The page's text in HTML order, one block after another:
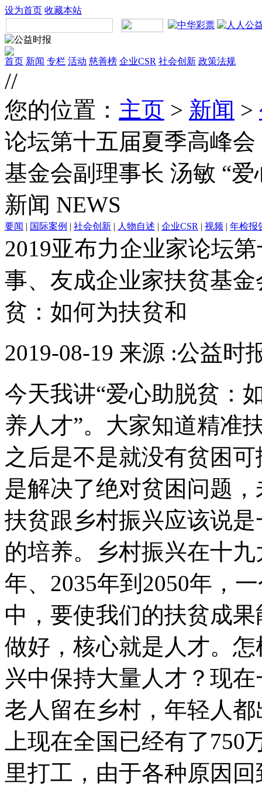
设为首页 收藏本站
首页 新闻 专栏 活动 慈善榜 企业CSR 社会创新 政策法规
//
您的位置： 主页 > 新闻 >
论坛第十五届夏季高峰
基金会副理事长 汤敏 “
新闻 NEWS
要闻 | 国际案例 | 社会创新 | 人物自述 | 企业CSR | 视频 | 年检报
2019亚布力企业家论坛
事、友成企业家扶贫基
贫：如何为扶贫和
2019-08-19 来源 :公益时
今天我讲“爱心助脱贫：
养人才”。大家知道精准
之后是不是就没有贫困
是解决了绝对贫困问题
扶贫跟乡村振兴应该说
的培养。乡村振兴在十
年、2035年到2050年，
中，要使我们的扶贫成
做好，核心就是人才。
兴中保持大量人才？现
老人留在乡村，年轻人
上现在全国已经有了
里打工，由于各种原因